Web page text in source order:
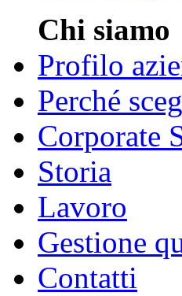
Chi siamo
Profilo
Perché
Corporate
Storia
Lavoro
Gestione
Contatti